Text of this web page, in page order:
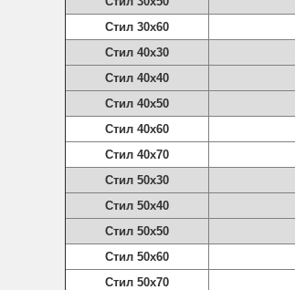
Стил 30х60
Стил 40х30
Стил 40х40
Стил 40х50
Стил 40х60
Стил 40х70
Стил 50х30
Стил 50х40
Стил 50х50
Стил 50х60
Стил 50х70